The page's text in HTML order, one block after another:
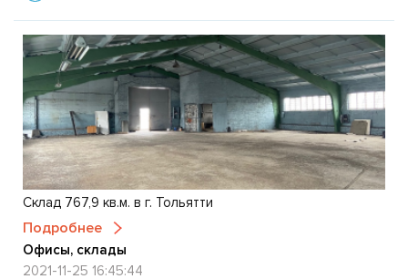
Склад 767,9 кв.м. в г. Тольятти
Подробнее
Офисы, склады
2021-11-25 16:45:44